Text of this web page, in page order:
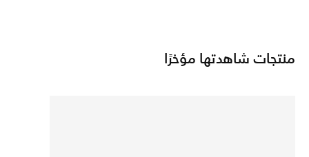
منتجات شاهدتها مؤخرًا